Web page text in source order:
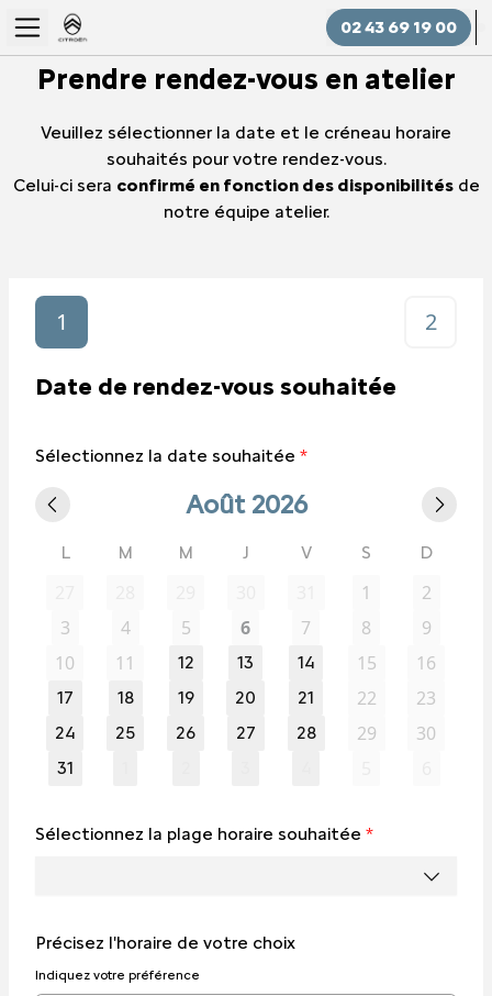
02 43 69 19 00
Prendre rendez-vous en atelier
Veuillez sélectionner la date et le créneau horaire
souhaités pour votre rendez-vous.
Celui-ci sera confirmé en fonction des disponibilitésde
notre équipe atelier.
1 2
Date de rendez-vous souhaitée
Sélectionnez la date souhaitée *
Août 2026
L M M J V S D
1
2
3
4 5 6 7 8
9
10
11 12 13 14 15 16
17 18 19 20 21 22 23
24 25 26 27 28 29 30
31
Sélectionnez la plage horaire souhaitée *
Précisez l'horaire de votre choix
Indiquez votre préférence